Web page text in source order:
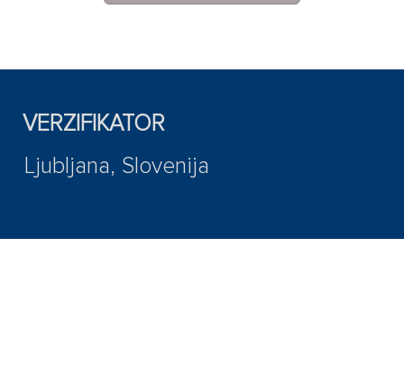
VERZIFIKATOR
Ljubljana, Slovenija